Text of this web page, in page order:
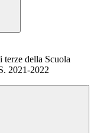
terze della Scuola
2021-2022